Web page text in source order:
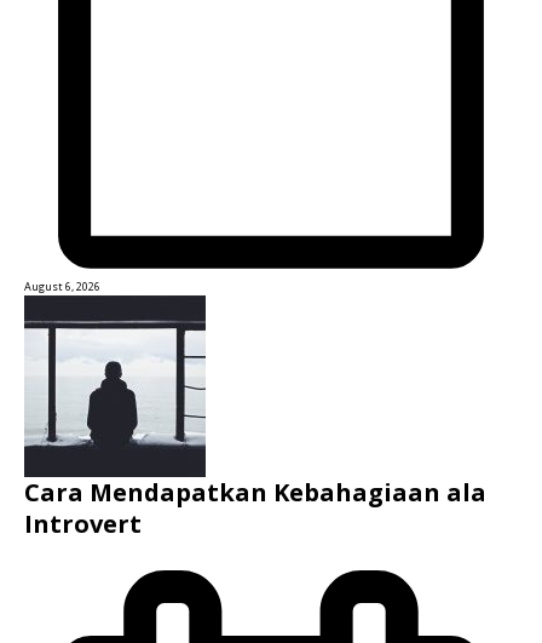
August 6, 2026
Cara Mendapatkan Kebahagiaan ala
Introvert